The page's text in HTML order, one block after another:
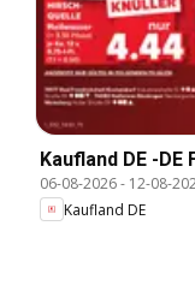
Kaufland DE -DE
06-08-2026- 12-08-
Kaufland DE